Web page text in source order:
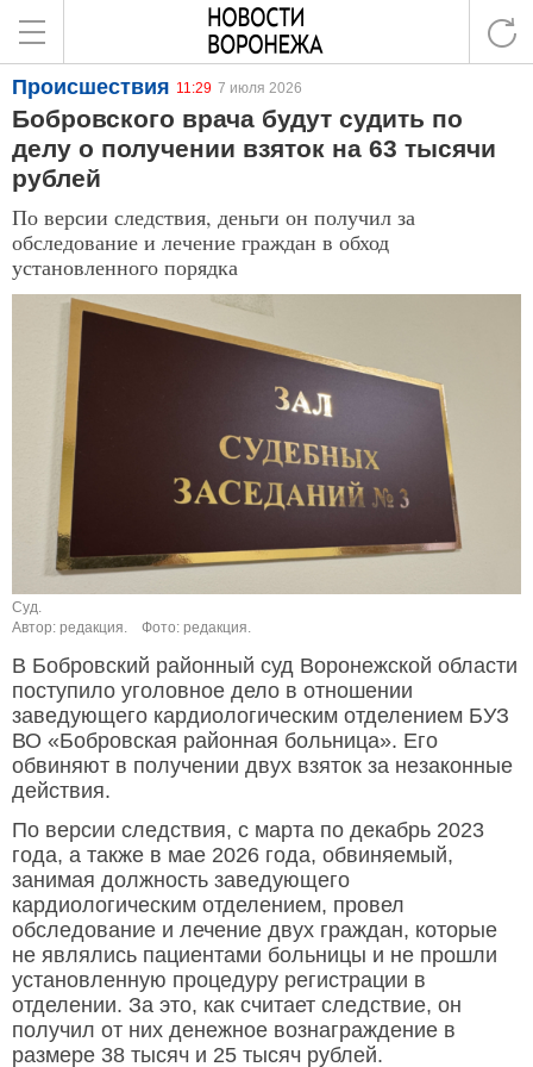
Происшествия 11:29 7 июля 2026
Бобровского врача будут судить по
делу о получении взяток на 63 тысячи
рублей
По версии следствия, деньги он получил за
обследование и лечение граждан в обход
установленного порядка
Суд.
Автор: редакция.
Фото: редакция.
В Бобровский районный суд Воронежской области
поступило уголовное дело в отношении
заведующего кардиологическим отделением БУЗ
ВО «Бобровская районная больница». Его
обвиняют в получении двух взяток за незаконные
действия.
По версии следствия, с марта по декабрь 2023
года, а также в мае 2026 года, обвиняемый,
занимая должность заведующего
кардиологическим отделением, провел
обследование и лечение двух граждан, которые
не являлись пациентами больницы и не прошли
установленную процедуру регистрации в
отделении. За это, как считает следствие, он
получил от них денежное вознаграждение в
размере 38 тысяч и 25 тысяч рублей.